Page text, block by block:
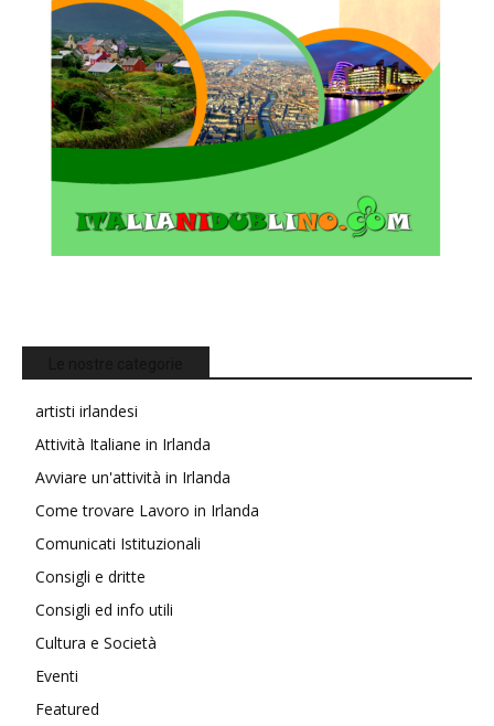
artisti irlandesi
Attività Italiane in Irlanda
Avviare un'attività in Irlanda
Come trovare Lavoro in Irlanda
Comunicati Istituzionali
Consigli e dritte
Consigli ed info utili
Cultura e Società
Eventi
Featured